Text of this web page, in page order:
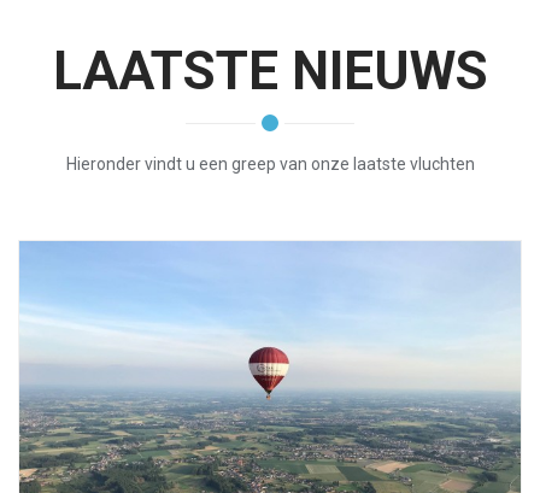
LAATSTE NIEUWS
Hieronder vindt u een greep van onze laatste vluchten